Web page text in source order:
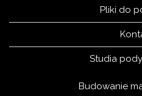
Pliki do
Studia
Budowanie